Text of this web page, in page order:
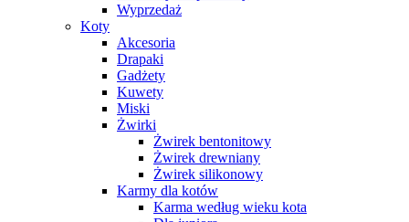
Wyprzedaż
Koty
Akcesoria
Drapaki
Gadżety
Kuwety
Miski
Żwirki
Żwirek bentonitowy
Żwirek drewniany
Żwirek silikonowy
Karmy dla kotów
Karma według wieku kota